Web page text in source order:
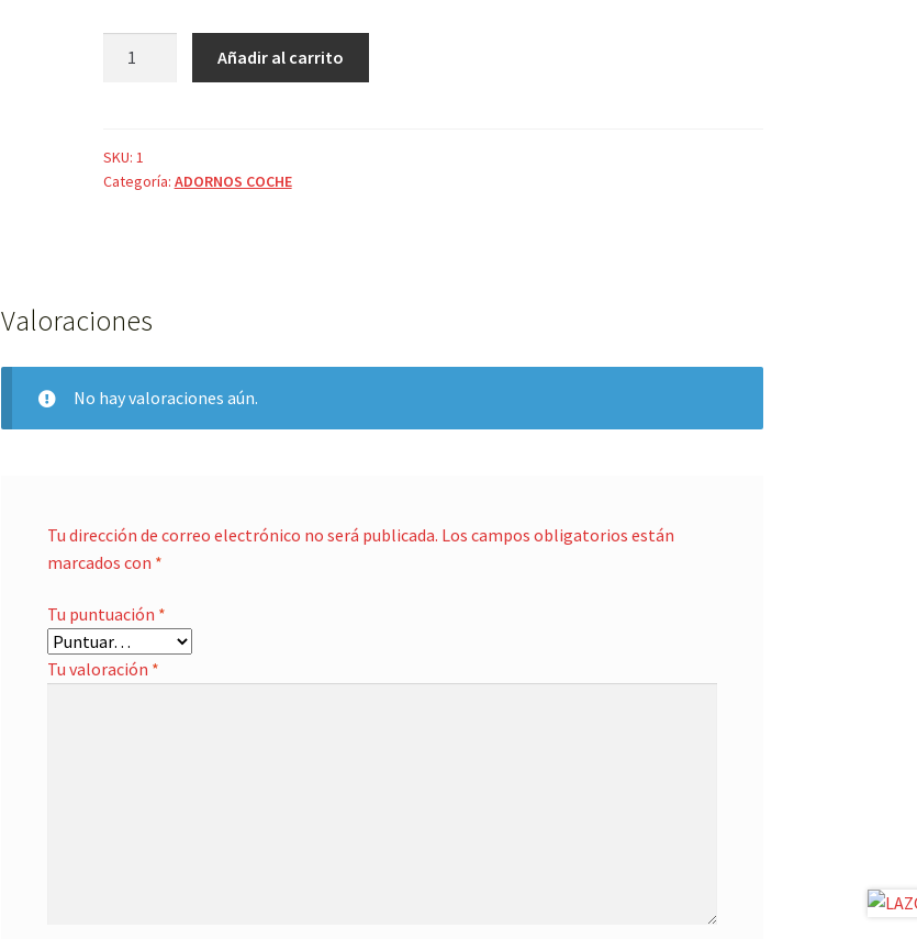
Añadir al carrito
SKU: 1
Categoría: ADORNOS COCHE
Valoraciones
No hay valoraciones aún.
Tu dirección de correo electrónico no será publicada. Los campos obligatorios están
marcados con *
Tu puntuación *
Tu valoración *